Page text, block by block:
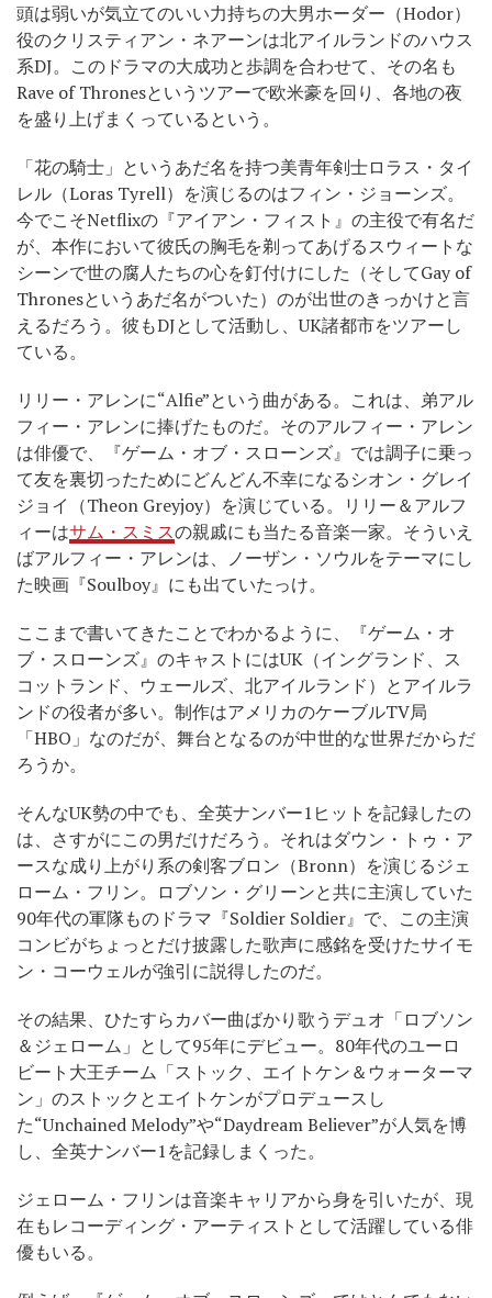
頭は弱いが気立てのいい力持ちの大男ホーダー（Hodor）
役のクリスティアン・ネアーンは北アイルランドのハウス
系DJ。このドラマの大成功と歩調を合わせて、その名も
Rave of Thronesというツアーで欧米豪を回り、各地の夜
を盛り上げまくっているという。
「花の騎士」というあだ名を持つ美青年剣士ロラス・タイ
レル（Loras Tyrell）を演じるのはフィン・ジョーンズ。
今でこそNetflixの『アイアン・フィスト』の主役で有名だ
が、本作において彼氏の胸毛を剃ってあげるスウィートな
シーンで世の腐人たちの心を釘付けにした（そしてGay of
Thronesというあだ名がついた）のが出世のきっかけと言
えるだろう。彼もDJとして活動し、UK諸都市をツアーし
ている。
リリー・アレンに“Alfie”という曲がある。これは、弟アル
フィー・アレンに捧げたものだ。そのアルフィー・アレン
は俳優で、『ゲーム・オブ・スローンズ』では調子に乗っ
て友を裏切ったためにどんどん不幸になるシオン・グレイ
ジョイ（Theon Greyjoy）を演じている。リリー＆アルフ
ィーはサム・スミスの親戚にも当たる音楽一家。そういえ
ばアルフィー・アレンは、ノーザン・ソウルをテーマにし
た映画『Soulboy』にも出ていたっけ。
ここまで書いてきたことでわかるように、『ゲーム・オ
ブ・スローンズ』のキャストにはUK（イングランド、ス
コットランド、ウェールズ、北アイルランド）とアイルラ
ンドの役者が多い。制作はアメリカのケーブルTV局
「HBO」なのだが、舞台となるのが中世的な世界だからだ
ろうか。
そんなUK勢の中でも、全英ナンバー1ヒットを記録したの
は、さすがにこの男だけだろう。それはダウン・トゥ・ア
ースな成り上がり系の剣客ブロン（Bronn）を演じるジェ
ローム・フリン。ロブソン・グリーンと共に主演していた
90年代の軍隊ものドラマ『Soldier Soldier』で、この主演
コンビがちょっとだけ披露した歌声に感銘を受けたサイモ
ン・コーウェルが強引に説得したのだ。
その結果、ひたすらカバー曲ばかり歌うデュオ「ロブソン
＆ジェローム」として95年にデビュー。80年代のユーロ
ビート大王チーム「ストック、エイトケン＆ウォーターマ
ン」のストックとエイトケンがプロデュースし
た“Unchained Melody”や“Daydream Believer”が人気を博
し、全英ナンバー1を記録しまくった。
ジェローム・フリンは音楽キャリアから身を引いたが、現
在もレコーディング・アーティストとして活躍している俳
優もいる。